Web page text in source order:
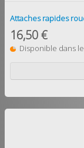
Attaches rapides
16,50 €
Disponible dans